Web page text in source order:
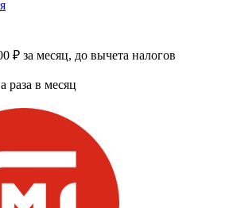
₽ за месяц, до вычета налогов
в месяц